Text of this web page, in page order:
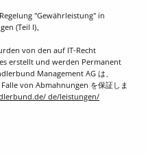
"Gewährleistung" in
(Teil I)。
von den auf IT-Recht
erstellt und werden Permanent
Management AG は、
von Abmahnungen を保証しま
de/leistungen/